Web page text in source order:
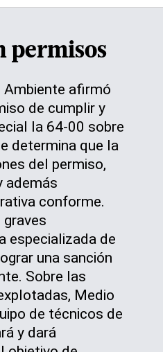
permisos
afirmó
de cumplir y
la 64-00 sobre
determina que la
del permiso,
además
conforme.
especializada de
una sanción
Sobre las
Medio
de técnicos de
y dará